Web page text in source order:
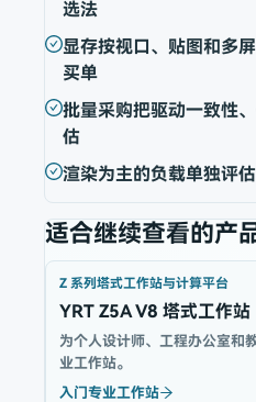
选法
显存按视口、贴图和多
买单
批量采购把驱动一致性
估
渲染为主的负载单独评
适合继续查看的产
Z 系列塔式工作站与计算平台
YRT Z5A V8 塔式工作站
为个人设计师、工程办公室和
业工作站。
入门专业工作站